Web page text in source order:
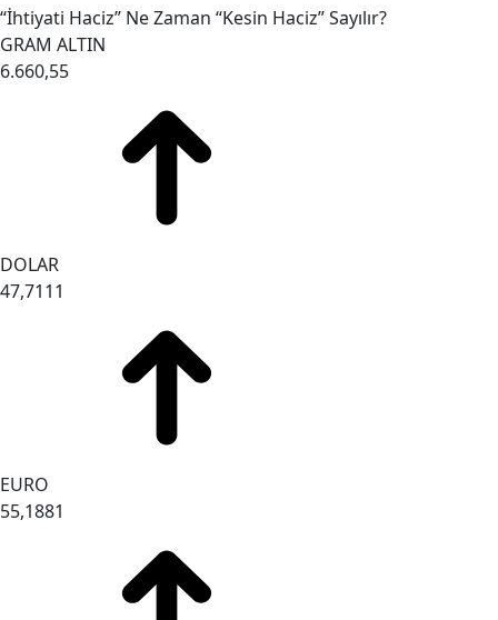
“İhtiyati Haciz” Ne Zaman “Kesin Haciz” Sayılır?
GRAM ALTIN
6.660,55
DOLAR
47,7111
EURO
55,1881